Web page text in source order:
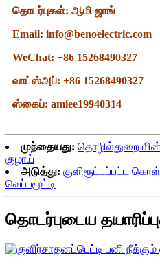
தொடர்புகள்: ஆமி ஜாங்
Email: info@benoelectric.com
WeChat: +86 15268490327
வாட்ஸ்அப்: +86 15268490327
ஸ்கைப்: amiee19940314
முந்தையது: தொழில்துறை
குழாய்
அடுத்து: குளிரூட்டப்பட்ட
வெப்பமூட்டி
தொடர்புடைய